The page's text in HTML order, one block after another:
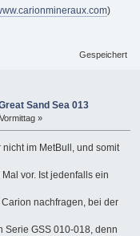
)
Gespeichert
Sand Sea 013
»
im MetBull, und somit
vor. Ist jedenfalls ein
nachfragen, bei der
Serie GSS 010-018, denn